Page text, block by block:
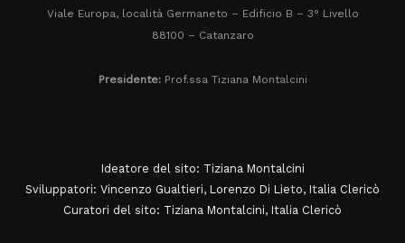
Viale Europa, località Germaneto – Edificio B – 3° Livello
88100 – Catanzaro
Presidente:Prof.ssa Tiziana Montalcini
Ideatore del sito: Tiziana Montalcini
Sviluppatori: Vincenzo Gualtieri, Lorenzo Di Lieto, Italia Clericò
Curatori del sito: Tiziana Montalcini, Italia Clericò